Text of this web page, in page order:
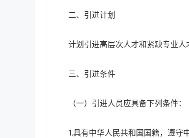
二、引进计划
计划引进高层次人才和紧缺专业人
三、引进条件
（一）引进人员应具备下列条件：
1.具有中华人民共和国国籍，遵守中